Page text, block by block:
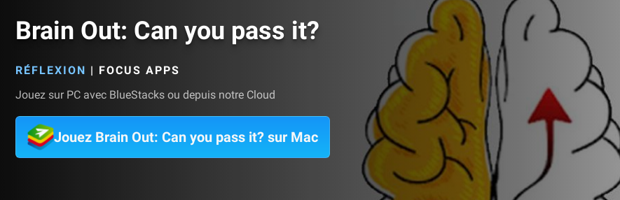
Brain Out: Can you pass it?
RÉFLEXION | FOCUS APPS
Jouez sur PC avec BlueStacks ou depuis notre Cloud
Jouez Brain Out: Can you pass it? sur Mac